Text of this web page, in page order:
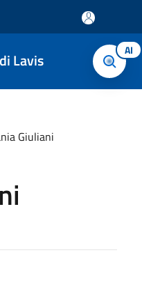
Lavis AI
Giuliani